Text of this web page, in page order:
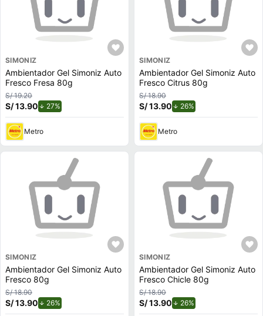
SIMONIZ
Ambientador Gel Simoniz Auto
Fresco Fresa 80g
S/ 19.20
S/ 13.90 27%
Metro
SIMONIZ
Ambientador Gel Simoniz Auto
Fresco Citrus 80g
S/ 18.90
S/ 13.90 26%
Metro
SIMONIZ
Ambientador Gel Simoniz Auto
Fresco 80g
S/ 18.90
S/ 13.90 26%
SIMONIZ
Ambientador Gel Simoniz Auto
Fresco Chicle 80g
S/ 18.90
S/ 13.90 26%